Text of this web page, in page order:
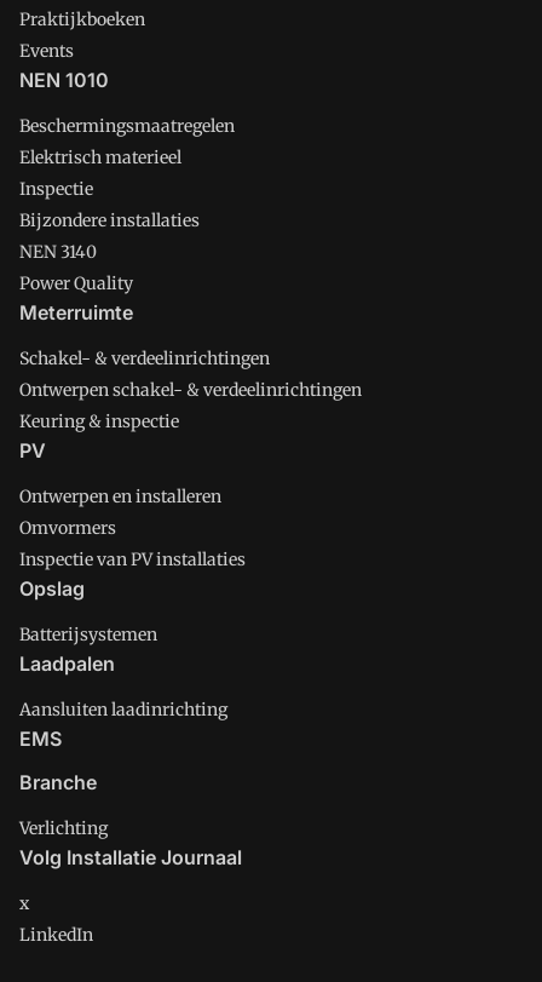
Praktijkboeken
Events
NEN 1010
Beschermingsmaatregelen
Elektrisch materieel
Inspectie
Bijzondere installaties
NEN 3140
Power Quality
Meterruimte
Schakel- & verdeelinrichtingen
Ontwerpen schakel- & verdeelinrichtingen
Keuring & inspectie
PV
Ontwerpen en installeren
Omvormers
Inspectie van PV installaties
Opslag
Batterijsystemen
Laadpalen
Aansluiten laadinrichting
EMS
Branche
Verlichting
Volg Installatie Journaal
x
LinkedIn